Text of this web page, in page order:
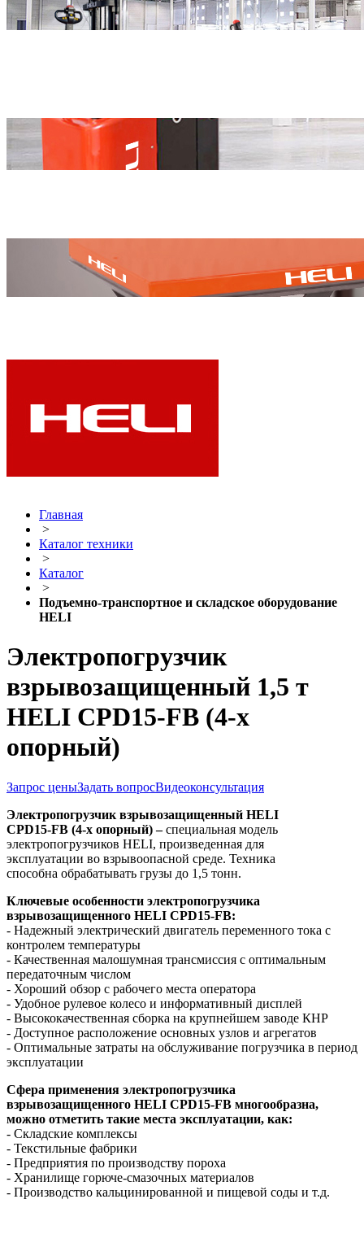
Главная
>
Каталог техники
>
Каталог
>
Подъемно-транспортное и складское оборудование
HELI
Электропогрузчик
взрывозащищенный 1,5 т
HELI CPD15-FB (4-х
опорный)
Запрос ценыЗадать вопросВидеоконсультация
Электропогрузчик взрывозащищенный HELI
CPD15-FB (4-х опорный) –специальная модель
электропогрузчиков HELI, произведенная для
эксплуатации во взрывоопасной среде. Техника
способна обрабатывать грузы до 1,5 тонн.
Ключевые особенности электропогрузчика
взрывозащищенного HELI CPD15-FB:
- Надежный электрический двигатель переменного тока с
контролем температуры
- Качественная малошумная трансмиссия с оптимальным
передаточным числом
- Хороший обзор с рабочего места оператора
- Удобное рулевое колесо и информативный дисплей
- Высококачественная сборка на крупнейшем заводе КНР
- Доступное расположение основных узлов и агрегатов
- Оптимальные затраты на обслуживание погрузчика в период
эксплуатации
Сфера применения электропогрузчика
взрывозащищенного HELI CPD15-FB многообразна,
можно отметить такие места эксплуатации, как:
- Складские комплексы
- Текстильные фабрики
- Предприятия по производству пороха
- Хранилище горюче-смазочных материалов
- Производство кальцинированной и пищевой соды и т.д.